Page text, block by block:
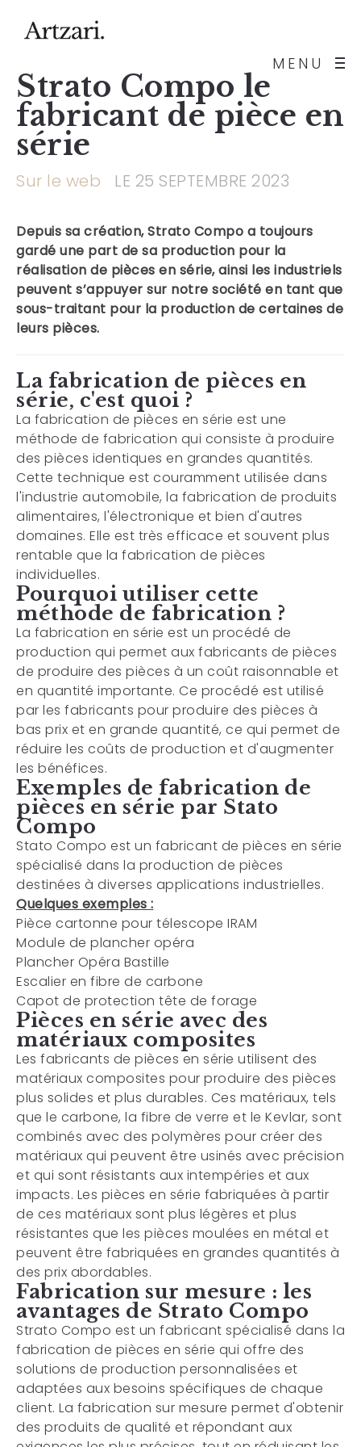
MENU
Strato Compo le
fabricant de pièce en
série
Sur le web LE 25 SEPTEMBRE 2023
Depuis sa création,Strato Compo a toujours
gardé une part de sa production pour la
réalisation de pièces en série, ainsi les industriels
peuvent s’appuyer sur notre société en tant que
sous-traitant pour la production de certaines de
leurs pièces.
La fabrication de pièces en
série, c'est quoi ?
La fabrication de pièces en série est une
méthode de fabrication qui consiste à produire
des pièces identiques en grandes quantités.
Cette technique est couramment utilisée dans
l'industrie automobile, la fabrication de produits
alimentaires, l'électronique et bien d'autres
domaines. Elle est très efficace et souvent plus
rentable que la fabrication de pièces
individuelles.
Pourquoi utiliser cette
méthode de fabrication ?
La fabrication en série est un procédé de
production qui permet aux fabricants de pièces
de produire des pièces à un coût raisonnable et
en quantité importante. Ce procédé est utilisé
par les fabricants pour produire des pièces à
bas prix et en grande quantité, ce qui permet de
réduire les coûts de production et d'augmenter
les bénéfices.
Exemples de fabrication de
pièces en série par Stato
Compo
Stato Compo est un fabricant de pièces en série
spécialisé dans la production de pièces
destinées à diverses applications industrielles.
Quelques exemples :
Pièce cartonne pour télescope IRAM
Module de plancher opéra
Plancher Opéra Bastille
Escalier en fibre de carbone
Capot de protection tête de forage
Pièces en série avec des
matériaux composites
Les fabricants de pièces en série utilisent des
matériaux composites pour produire des pièces
plus solides et plus durables. Ces matériaux, tels
que le carbone, la fibre de verre et le Kevlar, sont
combinés avec des polymères pour créer des
matériaux qui peuvent être usinés avec précision
et qui sont résistants aux intempéries et aux
impacts. Les pièces en série fabriquées à partir
de ces matériaux sont plus légères et plus
résistantes que les pièces moulées en métal et
peuvent être fabriquées en grandes quantités à
des prix abordables.
Fabrication sur mesure : les
avantages de Strato Compo
Strato Compo est un fabricant spécialisé dans la
fabrication de pièces en série qui offre des
solutions de production personnalisées et
adaptées aux besoins spécifiques de chaque
client. La fabrication sur mesure permet d'obtenir
des produits de qualité et répondant aux